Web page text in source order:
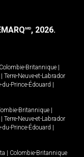
MD, 2026.
Colombie-Britannique |
| Terre-Neuve-et-Labrador
du-Prince-Édouard |
Britannique |
| Terre-Neuve-et-Labrador
du-Prince-Édouard |
| Colombie-Britannique